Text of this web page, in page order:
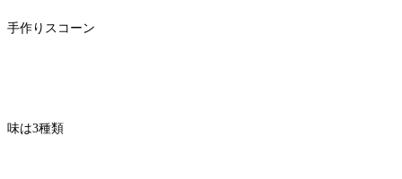
手作りスコーン
味は3種類